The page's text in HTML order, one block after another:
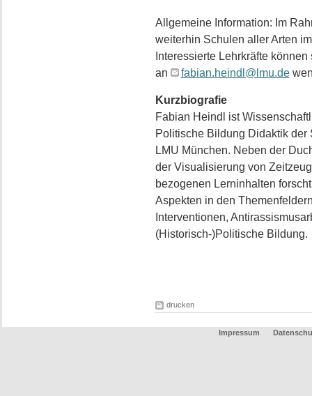
Allgemeine Information: Im
weiterhin Schulen aller Arten
Interessierte Lehrkräfte
an
fabian.heindl@lmu.de
Kurzbiografie
Fabian Heindl ist
Politische Bildung Didaktik
LMU München. Neben der
der Visualisierung von
bezogenen Lerninhalten
Aspekten in den
Interventionen,
(Historisch-)Politische Bildung.
drucken
Impressum